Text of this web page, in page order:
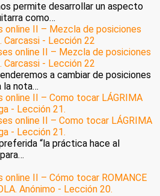
permite desarrollar un aspecto
como…
online II – Mezcla de posiciones
Carcassi - Lección 22
a cambiar de posiciones
la nota…
online II – Como tocar LÁGRIMA
- Lección 21.
“la práctica hace al
online II – Cómo tocar ROMANCE
Anónimo - Lección 20.